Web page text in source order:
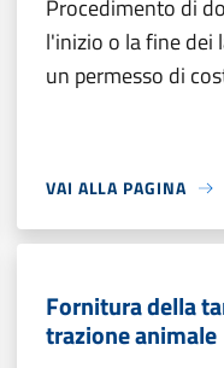
Procedimento di
l'inizio o la fine dei
un permesso di
VAI ALLA PAGINA
Fornitura della
trazione animale